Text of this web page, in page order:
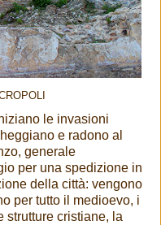
le invasioni
e radono al
generale
per una spedizione in
della città: vengono
per tutto il medioevo, i
strutture cristiane, la